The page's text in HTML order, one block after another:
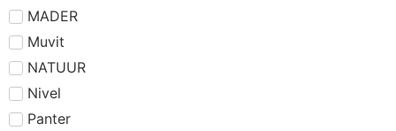
MADER
Muvit
NATUUR
Nivel
Panter